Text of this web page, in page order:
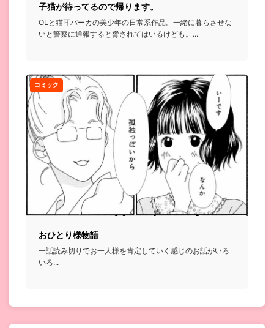
子猫が待ってるので帰ります。
OLと猫耳パーカの美少年の日常系作品。一緒に暮らさせな
いと警察に通報すると脅されてはいるけども。...
コミック
おひとり様物語
一話読み切りでお一人様を肯定していく感じのお話がいろ
いろ...